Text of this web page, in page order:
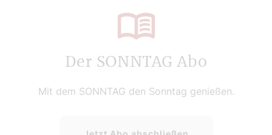
Der SONNTAG Abo
Mit dem SONNTAG den Sonntag genießen.